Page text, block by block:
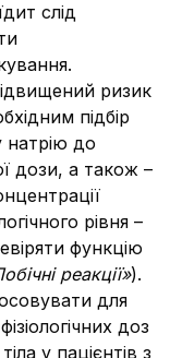
слід
ризик
підбір
натрію до
дози, а також –
рівня –
функцію
реакції»).
для
доз
у пацієнтів з